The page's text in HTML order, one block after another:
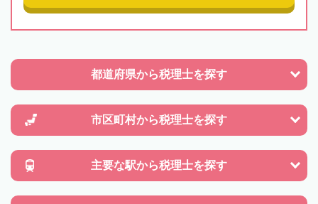
都道府県から税理士を探す
市区町村から税理士を探す
主要な駅から税理士を探す